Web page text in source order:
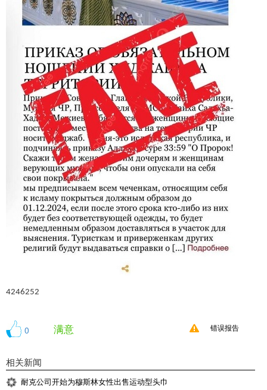
4246252
0 满意 错误报告
相关新闻
耐克公司开始为穆斯林女性出售运动型头巾